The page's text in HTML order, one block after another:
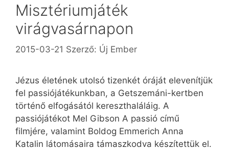
Misztériumjáték
virágvasárnapon
2015-03-21 Szerző: Új Ember
Jézus életének utolsó tizenkét óráját elevenítjük
fel passiójátékunkban, a Getszemáni-kertben
történő elfogásától kereszthaláláig. A
passiójátékot Mel Gibson A passió című
filmjére, valamint Boldog Emmerich Anna
Katalin látomásaira támaszkodva készítettük el.